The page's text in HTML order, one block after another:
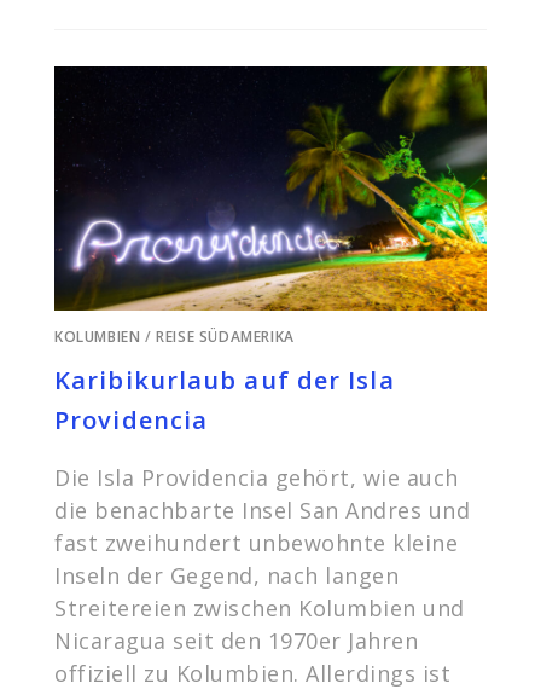
DURCH
ZURÜCK
NACH
ECUADOR
KOLUMBIEN /REISE SÜDAMERIKA
Karibikurlaub auf der Isla
Providencia
Die Isla Providencia gehört, wie auch
die benachbarte Insel San Andres und
fast zweihundert unbewohnte kleine
Inseln der Gegend, nach langen
Streitereien zwischen Kolumbien und
Nicaragua seit den 1970er Jahren
offiziell zu Kolumbien. Allerdings ist